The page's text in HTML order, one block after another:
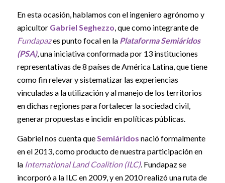
En esta ocasión, hablamos con el ingeniero agrónomo y
apicultor Gabriel Seghezzo, que como integrante de
Fundapazes punto focal en la Plataforma Semiáridos
(PSA), una iniciativa conformada por 13 instituciones
representativas de 8 países de América Latina, que tiene
como fin relevar y sistematizar las experiencias
vinculadas a la utilización y al manejo de los territorios
en dichas regiones para fortalecer la sociedad civil,
generar propuestas e incidir en políticas públicas.
Gabriel nos cuenta queSemiáridos nació formalmente
en el 2013, como producto de nuestra participación en
la International Land Coalition (ILC). Fundapaz se
incorporó a la ILC en 2009, y en 2010 realizó una ruta de